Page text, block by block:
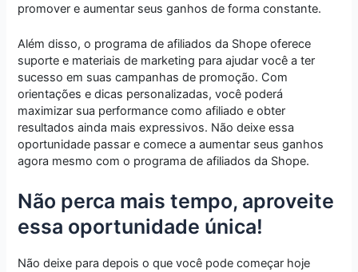
promover e aumentar seus ganhos de forma constante.
Além disso, o programa de afiliados da Shope oferece
suporte e materiais de marketing para ajudar você a ter
sucesso em suas campanhas de promoção. Com
orientações e dicas personalizadas, você poderá
maximizar sua performance como afiliado e obter
resultados ainda mais expressivos. Não deixe essa
oportunidade passar e comece a aumentar seus ganhos
agora mesmo com o programa de afiliados da Shope.
Não perca mais tempo, aproveite
essa oportunidade única!
Não deixe para depois o que você pode começar hoje